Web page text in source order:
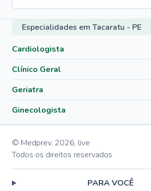
Especialidades em Tacaratu - PE
Cardiologista
Clínico Geral
Geriatra
Ginecologista
© Medprev, 2026, live
Todos os direitos reservados
PARA VOCÊ